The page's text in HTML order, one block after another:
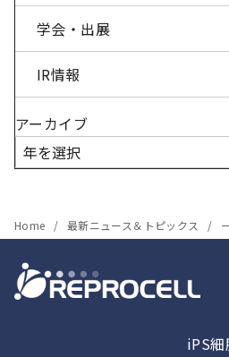
学会・出展
IR情報
アーカイブ
Home 最新ニュース＆トピックス
iPS